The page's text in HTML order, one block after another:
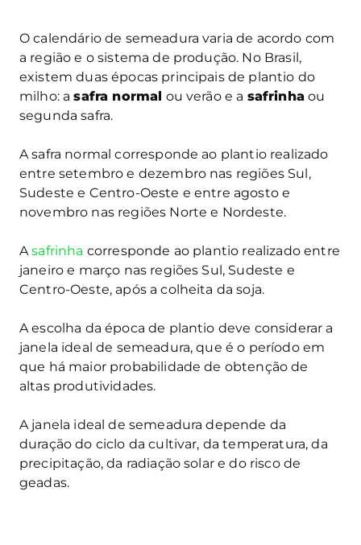
O calendário de semeadura varia de acordo com
a região e o sistema de produção. No Brasil,
existem duas épocas principais de plantio do
milho: asafra normal ou verão e a safrinhaou
segunda safra.
A safra normal corresponde ao plantio realizado
entre setembro e dezembro nas regiões Sul,
Sudeste e Centro-Oeste e entre agosto e
novembro nas regiões Norte e Nordeste.
Asafrinha corresponde ao plantio realizado entre
janeiro e março nas regiões Sul, Sudeste e
Centro-Oeste, após a colheita da soja.
A escolha da época de plantio deve considerar a
janela ideal de semeadura, que é o período em
que há maior probabilidade de obtenção de
altas produtividades.
A janela ideal de semeadura depende da
duração do ciclo da cultivar, da temperatura, da
precipitação, da radiação solar e do risco de
geadas.